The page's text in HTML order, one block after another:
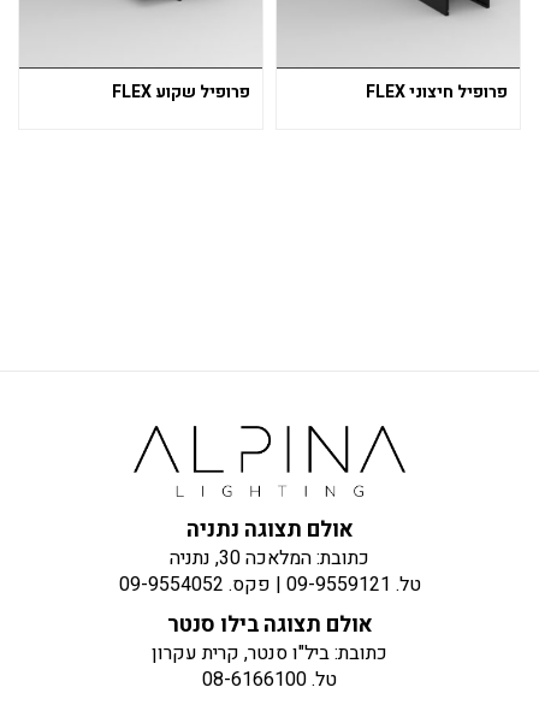
פרופיל חיצוני FLEX פרופיל שקוע FLEX
אולם תצוגה נתניה
כתובת: המלאכה 30, נתניה
טל. 09-9559121 | פקס. 09-9554052
אולם תצוגה בילו סנטר
כתובת: ביל"ו סנטר, קרית עקרון
טל.08-6166100